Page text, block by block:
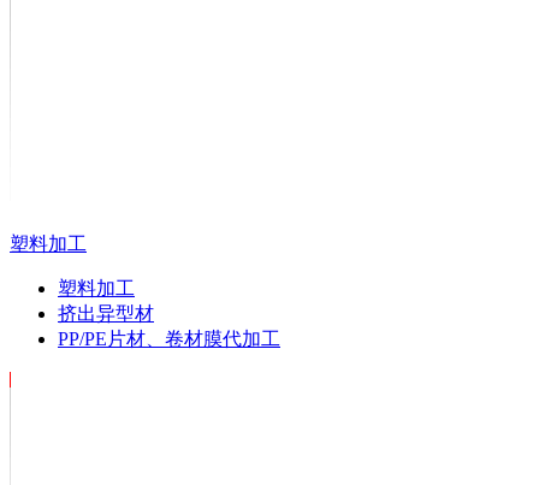
塑料加工
塑料加工
挤出异型材
PP/PE片材、卷材膜代加工